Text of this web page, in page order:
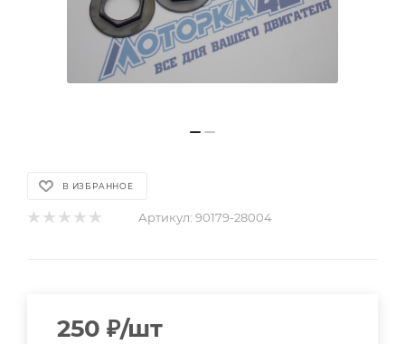
В ИЗБРАННОЕ
Артикул: 90179-28004
250 ₽/шт